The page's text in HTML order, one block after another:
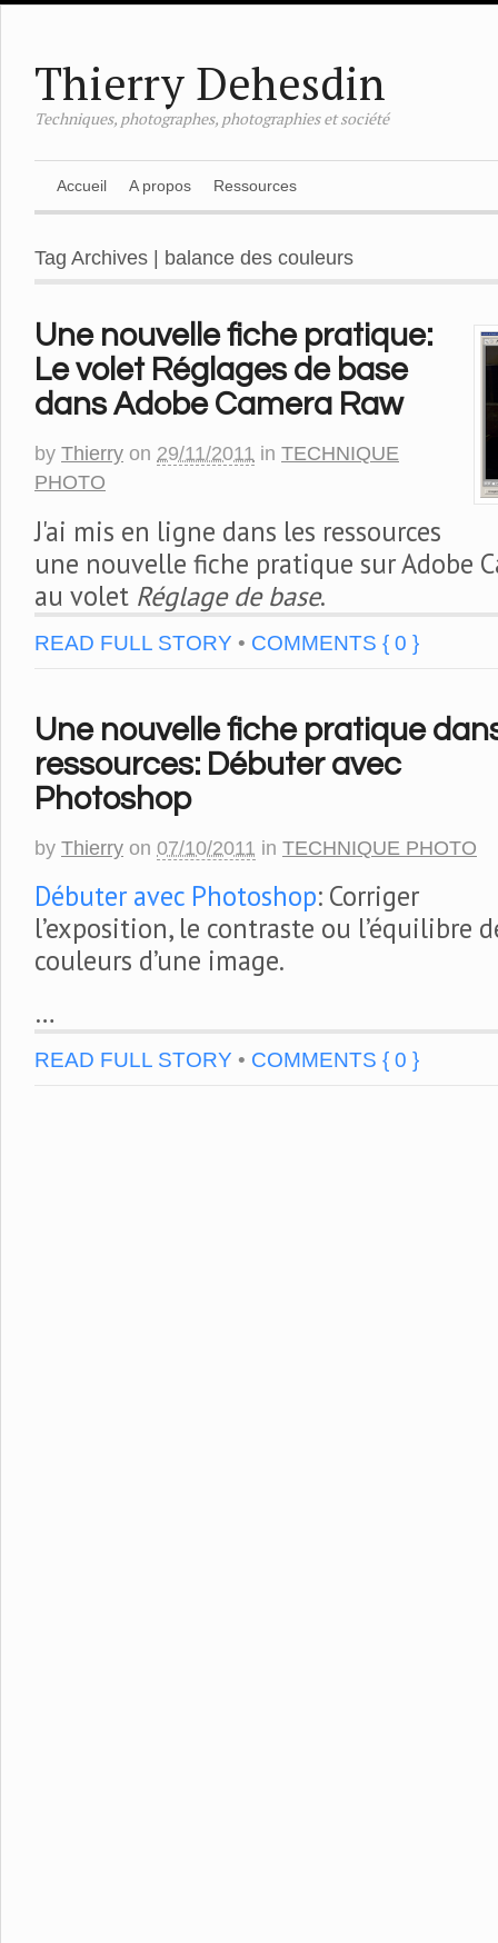
Thierry Dehesdin
Techniques, photographes, photographies et société
Accueil A propos Ressources
Tag Archives | balance des couleurs
Une nouvelle fiche pratique:
Le volet Réglages de base
dans Adobe Camera Raw
by Thierry on 29/11/2011 in TECHNIQUE
PHOTO
J'ai mis en ligne dans les ressources
une nouvelle fiche pratique sur Adobe
au volet Réglage de base.
READ FULL STORY • COMMENTS { 0 }
Une nouvelle fiche pratique
ressources: Débuter avec
Photoshop
by Thierry on 07/10/2011 in TECHNIQUE PHOTO
Débuter avec Photoshop: Corriger
l’exposition, le contraste ou l’équilibre
couleurs d’une image.
…
READ FULL STORY • COMMENTS { 0 }